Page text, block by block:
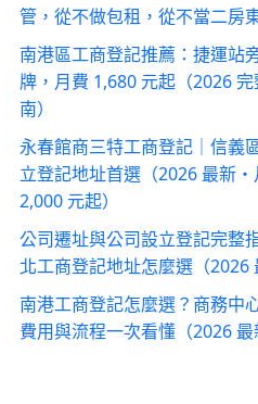
管，從不做包租，從不當二房
南港區工商登記推薦：捷運站
牌，月費 1,680 元起（2026
南）
永春館商三特工商登記｜信義
立登記地址首選（2026 最新・
2,000 元起）
公司遷址與公司設立登記完整
北工商登記地址怎麼選（2026
南港工商登記怎麼選？商務中
費用與流程一次看懂（2026 最